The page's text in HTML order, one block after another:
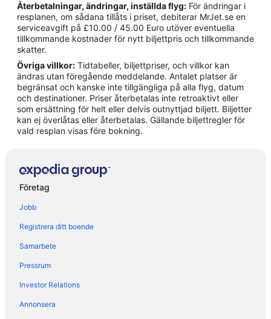
Hotell i Bresso
Hotell i Cavenago di Brianza
Hotell i Cinisello Balsamo
Hotell i Concorezzo
Hotell i närheten av Milano centralstation
Hotell i Milano
Hotell i Monza
Hotell i Paderno Dugnano
Hotell i San Giuliano Milanese
Hotell i Segrate
Hotell i Sesto San Giovanni
B&B i Lombardiet
Gårdar i Lombardiet
Vandrarhem i Lombardiet
Hotell i Lombardiet
Lägenhetshotell i Lombardiet
Återbetalningar, ändringar, inställda flyg: För ändringar i
resplanen, om sådana tillåts i priset, debiterar MrJet.se en
serviceavgift på £10.00 / 45.00 Euro utöver eventuella
tillkommande kostnader för nytt biljettpris och tillkommande
skatter.
Övriga villkor: Tidtabeller, biljettpriser, och villkor kan
ändras utan föregående meddelande. Antalet platser är
begränsat och kanske inte tillgängliga på alla flyg, datum
och destinationer. Priser återbetalas inte retroaktivt eller
som ersättning för helt eller delvis outnyttjad biljett. Biljetter
kan ej överlåtas eller återbetalas. Gällande biljettregler för
vald resplan visas före bokning.
Företag
Jobb
Registrera ditt boende
Samarbete
Pressrum
Investor Relations
Annonsera